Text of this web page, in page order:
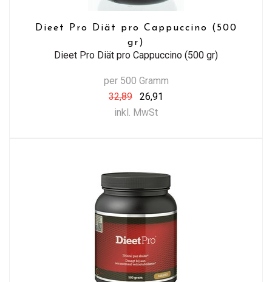
Dieet Pro Diät pro Cappuccino (500
gr)
Dieet Pro Diät pro Cappuccino (500 gr)
per 500 Gramm
32,89
26,91
inkl. MwSt